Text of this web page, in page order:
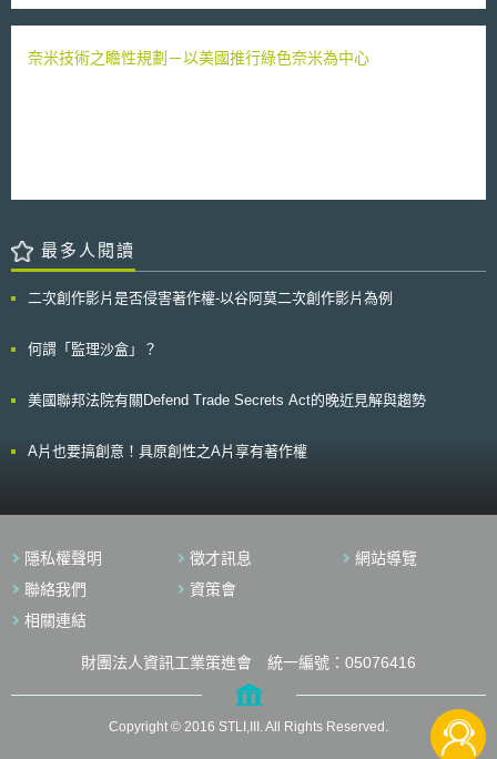
中，日本依據對智財的掌握度將中小企業區分為「智財活用挑戰型」和「智
和商業經營兩個不同角度提供建言的機能，在現行體制下仍有所不足，故有
化，特別是思維上應不侷限於申請並取得專利權，而是針對關於權利化、標
準化、隱密化進全面性強化輔導的專門體系實為重點；另就「智財活動發展
的認知及意識，特別是對金融機構等中小企業的相關事業人員進行智財啟
來全球化和資訊化的高度發展，日本認為除需要對於仿冒品和技術外流提出
對應作法外，也有必要活用2015年6月開始採用的「地理標示保護制度」
施政方向 日本根據上述的現狀與課題，為強化中小企業等的智財戰
會應著手推動下列的施政方向： 1.強化地方中小企業智財戰略： 強化
在各個都道府縣的支援據點數量，並且進行諮商體制及支援資源的強化，經
地方中小企業、大企業以及大學之智慧財產互助： 充實開放專利資料
庫，使企業、大學、研究機關等之開放專利可直接透過網路進行整體性檢
索，並在各地方行政機關配置支援人力，協助大企業將其所保有但未能有效
利用之智慧財產（例如所謂之「休眠專利」），透過相對缺乏外部知識和技
的有效活用；另針對大學與企業間共同研發情形進行調查，了解包括共同研
發的專利申請型態、運用狀況和契約實務，以檢討共同研發之專利申請和契
約內容的處理方式妥適性，進而從促進大學智財活用目標，以及兼顧中小企
業、大企業、大學等個別需求和立場觀點下，設計具有彈性、可有效應用於
表決通過[2] ，通過之條文內容與2月28日提出之草案並無二致，惟5月27日
4日公布施行[4] ，以下將介紹本次日本《人工智慧技術研究開發及應用促進
來源：STANFORD INSTITUTE FOR HUMAN-CENTERED AI [HAI],
Artificial Intelligence Index Report (2024). 此外，根據日本總務省於2024
年所發布之調查結果，如下圖所示，日本僅有9.1%的國民有使用過生成式
調查 資料來源：総務省，令和6年版情報通信白書 不僅國民的AI使用率低，
使用AI之企業僅有46.8%（包含已取得具體成效及尚未取得成效），其餘
53.2%之企業則正在測試階段、正在商議導入或至今仍未討論導入。對比中
有不少進步空間。[8] 圖三、各國企業業務中AI運用情形調查 資料來源：総
Global Study 2023），僅有13%的日本國民認為現行法規已足以確保AI可
亦如實反映出有77%的日本國民迫切希望國內能針對AI訂定相關規範。[9]
產生之風險，因此科技事務局決定訂立新的AI法規。 貳、立法重點 《人工
智慧技術研究開發及應用促進法》總計28條，共分為四個章節，包含第一章
總則（第1條至第10條）、第二章基本政策實施（第11條至第17條）、第三
章人工智慧基本計畫（第18條）及第四章人工智慧戰略本部（第19條至第
28條）。考量依法規條文及章節順序不易說明，以下將以科技事務局所提供
之立法概要之脈絡進行說明。 一、目的 第1條即說明本法旨在全面且有計畫
地制定AI相關政策，推動AI技術之研發與應用，以改善國民生活並為國民經
濟發展做出貢獻。 二、基本理念 第3條亦規定AI技術之研發與應用應以提升
AI產業之國際競爭力為目標，希冀藉由AI技術創造高效率新業務，並得以應
奈米技術之瞻性規劃－以美國推行綠色奈米為中心
最多人閱讀
二次創作影片是否侵害著作權-以谷阿莫二次創作影片為例
何謂「監理沙盒」？
美國聯邦法院有關Defend Trade Secrets Act的晚近見解與趨勢
A片也要搞創意！具原創性之A片享有著作權
隱私權聲明 徵才訊息
網站導覽
聯絡我們
資策會
相關連結
財團法人資訊工業策進會 統一編號：05076416
Copyright © 2016 STLI,III. All Rights Reserved.